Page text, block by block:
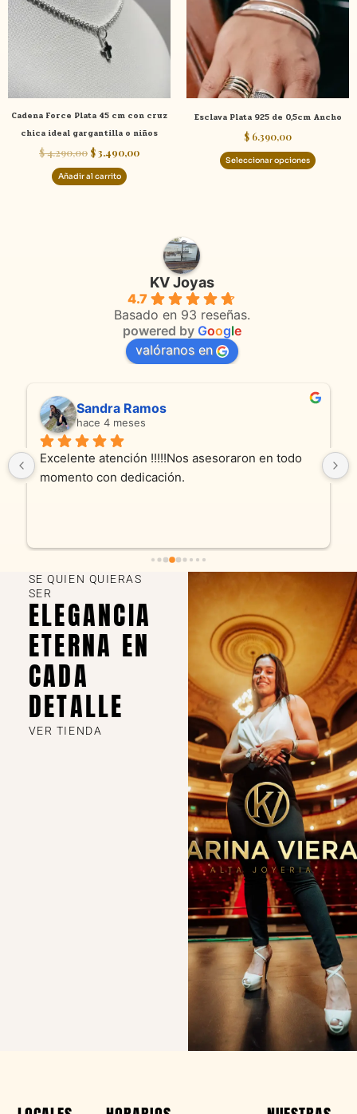
Cadena Force Plata 45 cm con cruz
chica ideal gargantilla o niños
$4.290,00 $3.490,00
Añadir al carrito
Esclava Plata 925 de 0,5cm Ancho
$ 6.390,00
Seleccionar opciones
Las
se
pueden
elegir
en
página
KV Joyas
4.7
Basado en 93 reseñas.
powered by Google
valóranos en
Sandra Ramos
hace 4 meses
Excelente atención !!!!!Nos asesoraron en todo
momento con dedicación.
SE QUIEN QUIERAS
SER
ELEGANCIA
ETERNA EN
CADA
DETALLE
VER TIENDA